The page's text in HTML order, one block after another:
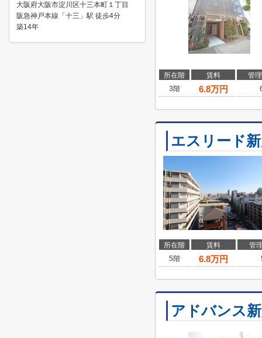
所在階 賃料
管
3階
6.8万円
エスリード
所在階 賃料
管
5階
6.8万円
アドバンス
大阪府大阪市淀川区十三本町１丁目
阪急神戸本線「十三」駅 徒歩4分
築14年